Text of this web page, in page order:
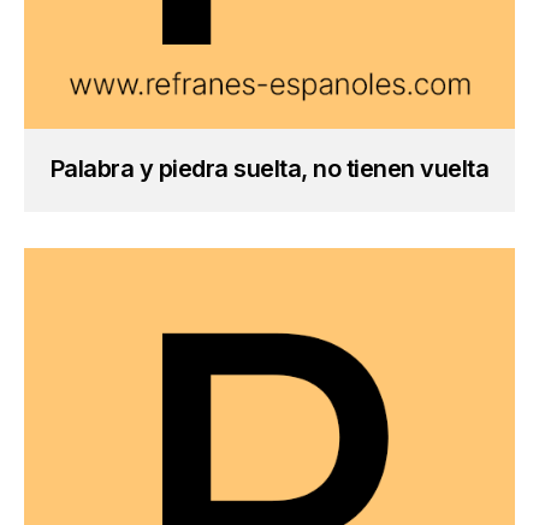
Palabra y piedra suelta, no tienen vuelta